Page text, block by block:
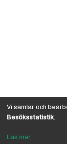
Vi samlar och
Besöksstatistik.
Läs mer